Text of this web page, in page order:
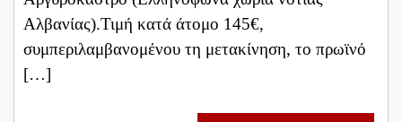
Αλβανίας).Τιμή κατά άτομο 145€,
συμπεριλαμβανομένου τη μετακίνηση, το πρωϊνό
[…]